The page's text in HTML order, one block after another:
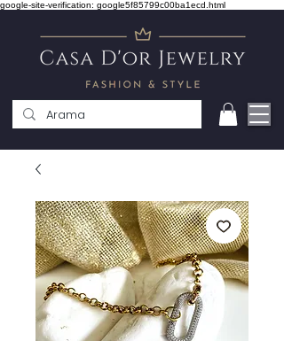
google-site-verification: google5f85799c00ba1ecd.html